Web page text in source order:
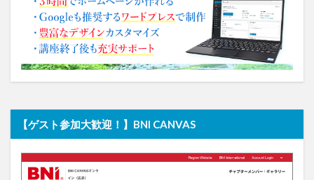
【ゲスト参加大歓迎！】BNI CANVAS